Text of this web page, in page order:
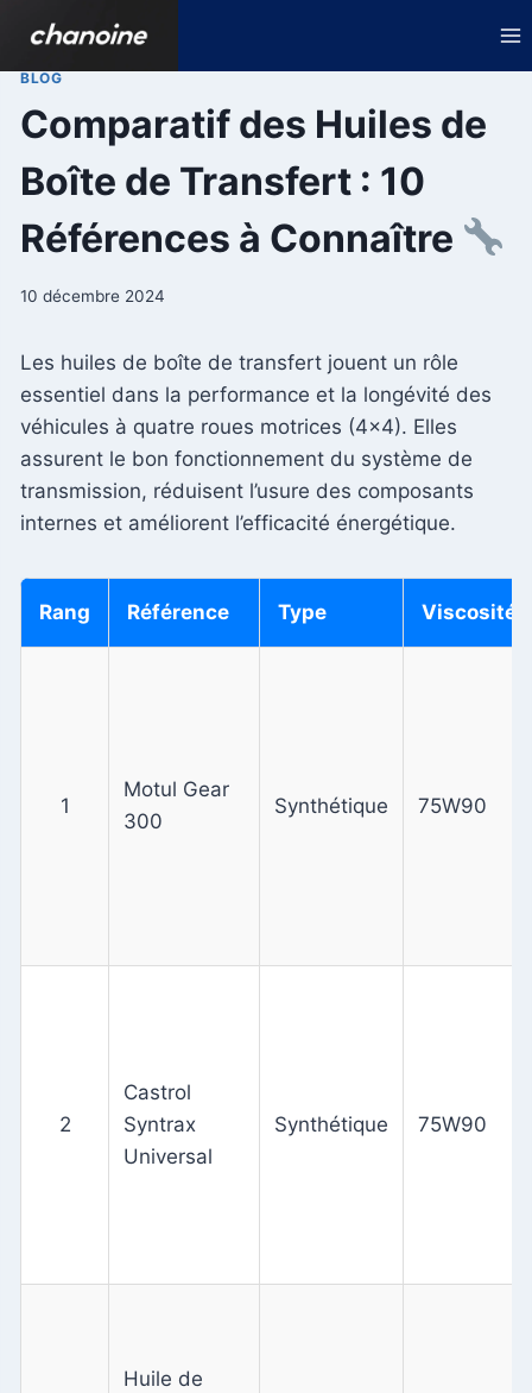
contenu
BLOG
Comparatif des Huiles de
Boîte de Transfert : 10
Références à Connaître
10 décembre 2024
Les huiles de boîte de transfert jouent un rôle
essentiel dans la performance et la longévité des
véhicules à quatre roues motrices (4×4). Elles
assurent le bon fonctionnement du système de
transmission, réduisent l’usure des composants
internes et améliorent l’efficacité énergétique.
Rang Référence Type Viscosité
1
Motul Gear
300
Synthétique 75W90
2
Castrol
Syntrax
Universal
Synthétique 75W90
Huile de